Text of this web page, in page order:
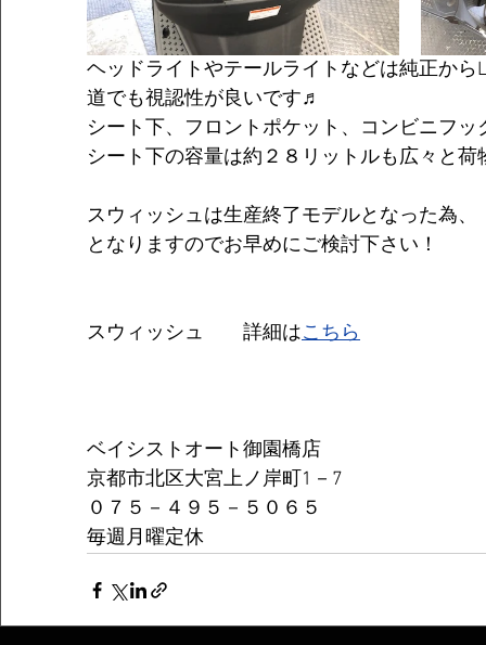
ヘッドライトやテールライトなどは純正から
道でも視認性が良いです♬
シート下、フロントポケット、コンビニフッ
シート下の容量は約２８リットルも広々と
スウィッシュは生産終了モデルとなった為、
となりますのでお早めにご検討下さい！
スウィッシュ　　詳細はこちら
ベイシストオート御園橋店
京都市北区大宮上ノ岸町1－7
０７５－４９５－５０６５
毎週月曜定休